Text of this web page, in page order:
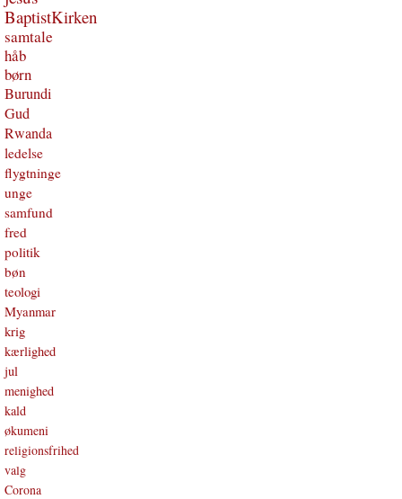
BaptistKirken
samtale
håb
børn
Burundi
Gud
Rwanda
ledelse
flygtninge
unge
samfund
fred
politik
bøn
teologi
Myanmar
krig
kærlighed
jul
menighed
kald
økumeni
religionsfrihed
valg
Corona